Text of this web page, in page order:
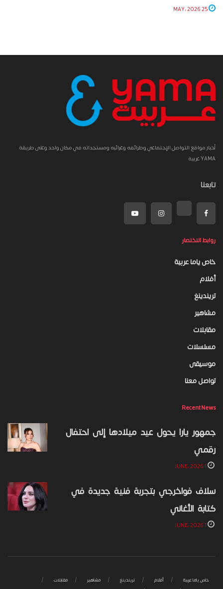
أخبار مواقع التواصل الإجتماعي وطرائفه وغرائبه ومستجداته في مكان واحد وعلى طريقة
YAMA عربية
تابعنا
روابط الاختصار
خاص ياما عربية
أفلام
تريندينغ
مشاهير
مقابلات
مسلسلات
موسيقى
تواصل معنا
Recent News
جمهور يارا يحول عيد ميلادها إلى احتفال
رقمي
سلاف فواخرجي بتجربة فنية جديدة في
كتابة الأغاني
خاص ياما عربية أفلام تريندينغ مشاهير
مقابلات